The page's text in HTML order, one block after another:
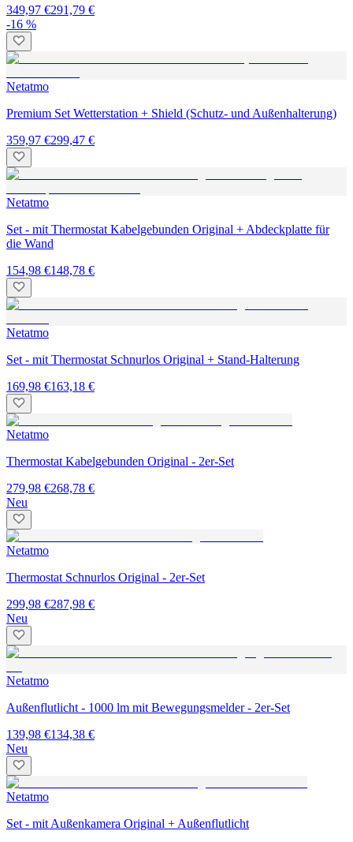
349,97 €291,79 €
-16 %
Netatmo
Premium Set Wetterstation + Shield (Schutz- und Außenhalterung)
359,97 €299,47 €
Netatmo
Set - mit Thermostat Kabelgebunden Original + Abdeckplatte für
die Wand
154,98 €148,78 €
Netatmo
Set - mit Thermostat Schnurlos Original + Stand-Halterung
169,98 €163,18 €
Netatmo
Thermostat Kabelgebunden Original - 2er-Set
279,98 €268,78 €
Neu
Netatmo
Thermostat Schnurlos Original - 2er-Set
299,98 €287,98 €
Neu
Netatmo
Außenflutlicht - 1000 lm mit Bewegungsmelder - 2er-Set
139,98 €134,38 €
Neu
Netatmo
Set - mit Außenkamera Original + Außenflutlicht